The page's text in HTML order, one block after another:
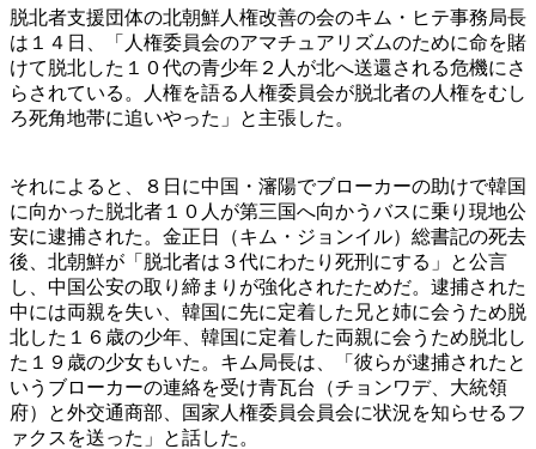
脱北者支援団体の北朝鮮人権改善の会のキム・ヒテ事務局長
は１４日、「人権委員会のアマチュアリズムのために命を賭
けて脱北した１０代の青少年２人が北へ送還される危機にさ
らされている。人権を語る人権委員会が脱北者の人権をむし
ろ死角地帯に追いやった」と主張した。
それによると、８日に中国・瀋陽でブローカーの助けで韓国
に向かった脱北者１０人が第三国へ向かうバスに乗り現地公
安に逮捕された。金正日（キム・ジョンイル）総書記の死去
後、北朝鮮が「脱北者は３代にわたり死刑にする」と公言
し、中国公安の取り締まりが強化されたためだ。逮捕された
中には両親を失い、韓国に先に定着した兄と姉に会うため脱
北した１６歳の少年、韓国に定着した両親に会うため脱北し
た１９歳の少女もいた。キム局長は、「彼らが逮捕されたと
いうブローカーの連絡を受け青瓦台（チョンワデ、大統領
府）と外交通商部、国家人権委員会員会に状況を知らせるフ
ァクスを送った」と話した。